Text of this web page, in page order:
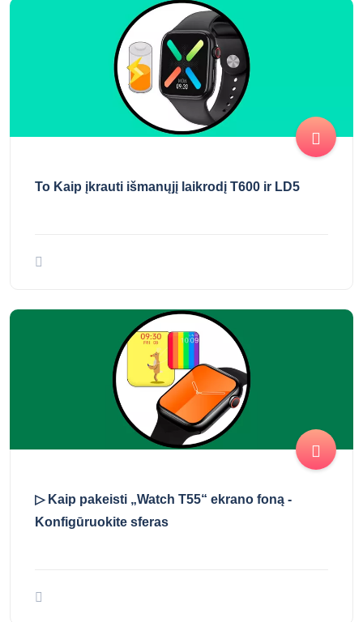
To Kaip įkrauti išmanųjį laikrodį T600 ir LD5
▷ Kaip pakeisti „Watch T55“ ekrano foną -
Konfigūruokite sferas